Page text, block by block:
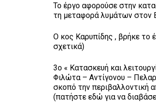
Το έργο αφορούσε στην
τη μεταφορά λυμάτων στον
Ο κος Καρυπίδης , βρήκε το
σχετικά)
3ο « Κατασκευή και
Φιλώτα – Αντίγονου –
σκοπό την περιβαλλοντική
(πατήστε εδώ για να